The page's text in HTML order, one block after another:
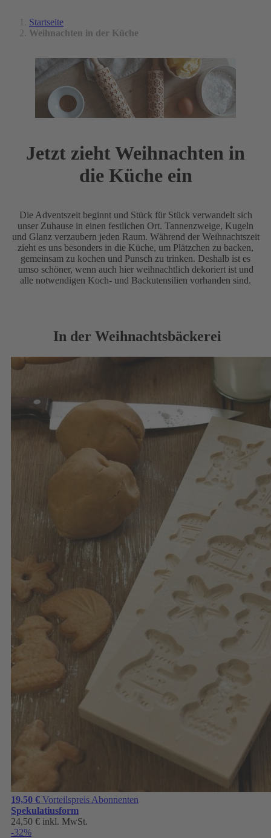
Startseite
Weihnachten in der Küche
Jetzt zieht Weihnachten in
die Küche ein
Die Adventszeit beginnt und Stück für Stück verwandelt sich
unser Zuhause in einen festlichen Ort. Tannenzweige, Kugeln
und Glanz verzaubern jeden Raum. Während der Weihnachtszeit
zieht es uns besonders in die Küche, um Plätzchen zu backen,
gemeinsam zu kochen und Punsch zu trinken. Deshalb ist es
umso schöner, wenn auch hier weihnachtlich dekoriert ist und
alle notwendigen Koch- und Backutensilien vorhanden sind.
In der Weihnachtsbäckerei
19,50 € Vorteilspreis Abonnenten
Spekulatiusform
24,50 € inkl. MwSt.
-32%